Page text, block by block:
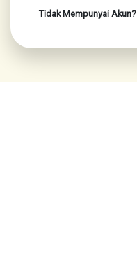
Tidak Mempunyai Akun?